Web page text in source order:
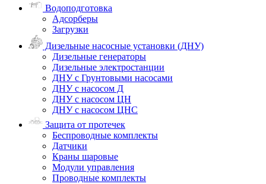
Водоподготовка
Адсорберы
Загрузки
Дизельные насосные установки (ДНУ)
Дизельные генераторы
Дизельные электростанции
ДНУ с Грунтовыми насосами
ДНУ с насосом Д
ДНУ с насосом ЦН
ДНУ с насосом ЦНС
Защита от протечек
Беспроводные комплекты
Датчики
Краны шаровые
Модули управления
Проводные комплекты